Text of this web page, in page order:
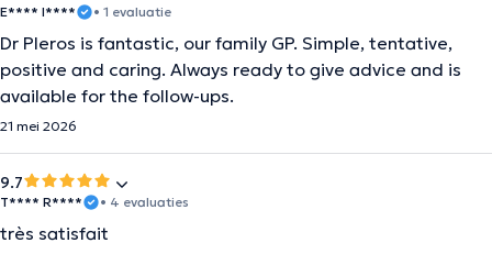
E**** I**** • 1 evaluatie
Dr Pleros is fantastic, our family GP. Simple, tentative,
positive and caring. Always ready to give advice and is
available for the follow-ups.
21 mei 2026
9.7
T**** R**** • 4 evaluaties
très satisfait